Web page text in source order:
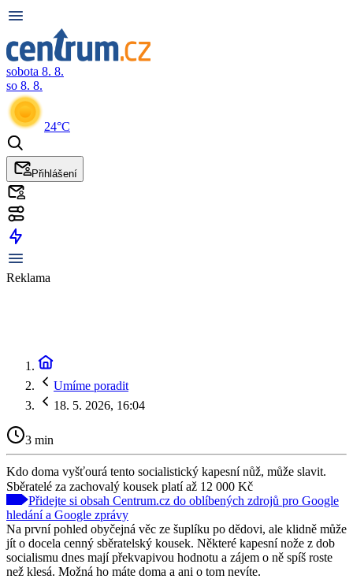
sobota 8. 8.
so 8. 8.
24°C
Přihlášení
Reklama
Umíme poradit
18. 5. 2026, 16:04
3 min
Kdo doma vyšťourá tento socialistický kapesní nůž, může slavit.
Sběratelé za zachovalý kousek platí až 12 000 Kč
Přidejte si obsah Centrum.cz do oblíbených zdrojů pro Google
hledání a Google zprávy
Na první pohled obyčejná věc ze šuplíku po dědovi, ale klidně může
jít o docela cenný sběratelský kousek. Některé kapesní nože z dob
socialismu dnes mají překvapivou hodnotu a zájem o ně spíš roste
než klesá. Možná ho máte doma a ani o tom nevíte.